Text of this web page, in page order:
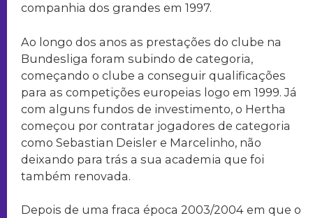
companhia dos grandes em 1997.
Ao longo dos anos as prestações do clube na
Bundesliga foram subindo de categoria,
começando o clube a conseguir qualificações
para as competições europeias logo em 1999. Já
com alguns fundos de investimento, o Hertha
começou por contratar jogadores de categoria
como Sebastian Deisler e Marcelinho, não
deixando para trás a sua academia que foi
também renovada.
Depois de uma fraca época 2003/2004 em que o